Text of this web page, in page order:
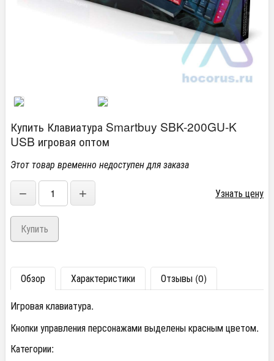
Купить Клавиатура Smartbuy SBK-200GU-K
USB игровая оптом
Этот товар временно недоступен для заказа
− + Узнать цену
Обзор Характеристики
Отзывы (0)
Игровая клавиатура.
Кнопки управления персонажами выделены красным цветом.
Категории: